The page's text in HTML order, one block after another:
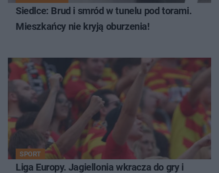
Siedlce: Brud i smród w tunelu pod torami.
Mieszkańcy nie kryją oburzenia!
SPORT
Liga Europy. Jagiellonia wkracza do gry i